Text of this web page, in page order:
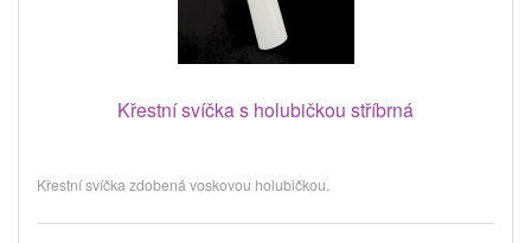
Křestní svíčka s holubičkou stříbrná
Křestní svíčka zdobená voskovou holubičkou.